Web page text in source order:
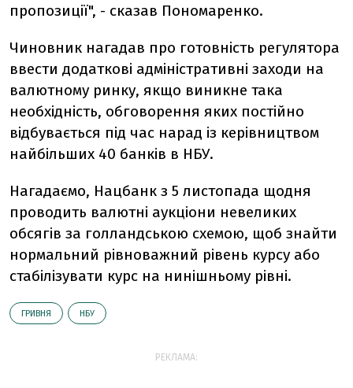
пропозиції", - сказав Пономаренко.
Чиновник нагадав про готовність регулятора
ввести додаткові адміністративні заходи на
валютному ринку, якщо виникне така
необхідність, обговорення яких постійно
відбувається під час нарад із керівництвом
найбільших 40 банків в НБУ.
Нагадаємо, Нацбанк з 5 листопада щодня
проводить валютні аукціони невеликих
обсягів за голландською схемою, щоб знайти
нормальний рівноважний рівень курсу або
стабілізувати курс на нинішньому рівні.
ГРИВНЯ НБУ
РЕКЛАМА: